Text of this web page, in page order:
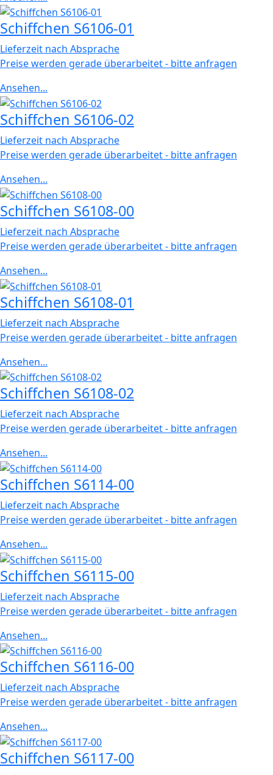
Schiffchen S6106-01
Lieferzeit nach Absprache
Preise werden gerade überarbeitet - bitte anfragen
Ansehen...
Schiffchen S6106-02
Lieferzeit nach Absprache
Preise werden gerade überarbeitet - bitte anfragen
Ansehen...
Schiffchen S6108-00
Lieferzeit nach Absprache
Preise werden gerade überarbeitet - bitte anfragen
Ansehen...
Schiffchen S6108-01
Lieferzeit nach Absprache
Preise werden gerade überarbeitet - bitte anfragen
Ansehen...
Schiffchen S6108-02
Lieferzeit nach Absprache
Preise werden gerade überarbeitet - bitte anfragen
Ansehen...
Schiffchen S6114-00
Lieferzeit nach Absprache
Preise werden gerade überarbeitet - bitte anfragen
Ansehen...
Schiffchen S6115-00
Lieferzeit nach Absprache
Preise werden gerade überarbeitet - bitte anfragen
Ansehen...
Schiffchen S6116-00
Lieferzeit nach Absprache
Preise werden gerade überarbeitet - bitte anfragen
Ansehen...
Schiffchen S6117-00